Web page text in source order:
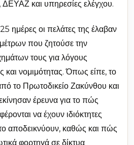
ΔΕΥΑΖ και υπηρεσίες ελέγχου.
ημέρες οι πελάτες της έλαβαν
που ζητούσε την
τους για λόγους
και νομιμότητας. Όπως είπε, το
το Πρωτοδικείο Ζακύνθου και
έρευνα για το πώς
να έχουν ιδιόκτητες
αποδεικνύουν, καθώς και πώς
φορτηγά σε δίκτυα